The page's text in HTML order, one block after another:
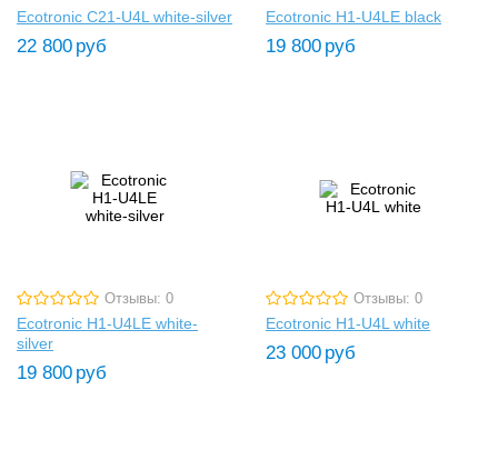
Ecotronic C21-U4L white-silver
22 800 руб
Ecotronic H1-U4LE black
19 800 руб
Отзывы: 0
Ecotronic H1-U4LE white-
silver
19 800 руб
Отзывы: 0
Ecotronic H1-U4L white
23 000 руб